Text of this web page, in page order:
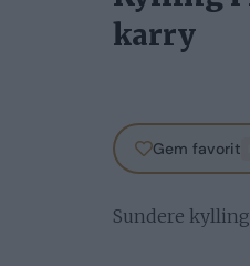
karry
Gem favorit
Sundere